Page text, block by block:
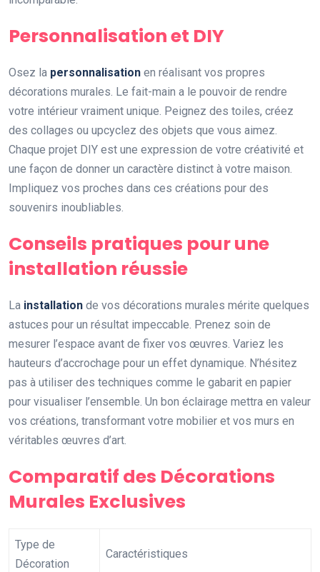
Personnalisation et DIY
Osez la personnalisation en réalisant vos propres
décorations murales. Le fait-main a le pouvoir de rendre
votre intérieur vraiment unique. Peignez des toiles, créez
des collages ou upcyclez des objets que vous aimez.
Chaque projet DIY est une expression de votre créativité et
une façon de donner un caractère distinct à votre maison.
Impliquez vos proches dans ces créations pour des
souvenirs inoubliables.
Conseils pratiques pour une
installation réussie
La installation de vos décorations murales mérite quelques
astuces pour un résultat impeccable. Prenez soin de
mesurer l’espace avant de fixer vos œuvres. Variez les
hauteurs d’accrochage pour un effet dynamique. N’hésitez
pas à utiliser des techniques comme le gabarit en papier
pour visualiser l’ensemble. Un bon éclairage mettra en valeur
vos créations, transformant votre mobilier et vos murs en
véritables œuvres d’art.
Comparatif des Décorations
Murales Exclusives
Type de
Décoration
Caractéristiques